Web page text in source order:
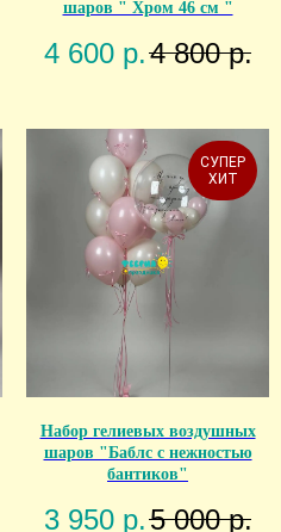
шаров " Хром 46 см "
4 600 р.4 800 р.
СУПЕР
ХИТ
Набор гелиевых воздушных
шаров "Баблс с нежностью
бантиков"
3 950 р.5 000 р.